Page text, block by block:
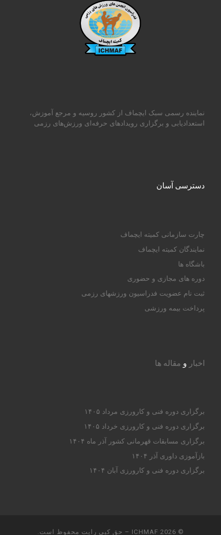
نماینده رسمی سبک ایچماف از کشور روسیه و مرجع آموزش،
استعدادیابی و برگزاری رویدادهای حرفه‌ای ورزش‌های رزمی
دسترسی آسان
چارت سازمانی کمیته ایچماف
نمایندگان کمیته ایچماف
باشگاه ها
دوره های مجازی و حضوری
ثبت نام عضویت فدراسیون ورزشهای رزمی
پرداخت بیمه ورزشی
اخبار و مقاله ها
برگزاری دوره فنی و کارورزی مرداد ۱۴۰۵
برگزاری دوره فنی و کارورزی خرداد ۱۴۰۵
برگزاری مسابقات قهرمانی کشور آذر ماه ۱۴۰۴
بازآموزی داوری آذر ۱۴۰۴
برگزاری دوره فنی و کارورزی آبان ۱۴۰۴
© 2026
ICHMAF – حق کپی رایت محفوظ است.